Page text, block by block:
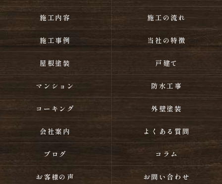
施工内容 施工の流れ
施工事例 当社の特徴
屋根塗装 戸建て
マンション 防水工事
コーキング 外壁塗装
会社案内 よくある質問
ブログ コラム
お客様の声 お問い合わせ